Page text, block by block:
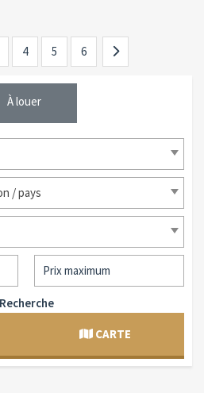
4 5 6
À louer
/ pays
Recherche
CARTE